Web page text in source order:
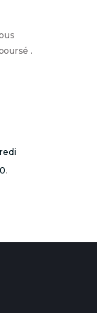
.
.